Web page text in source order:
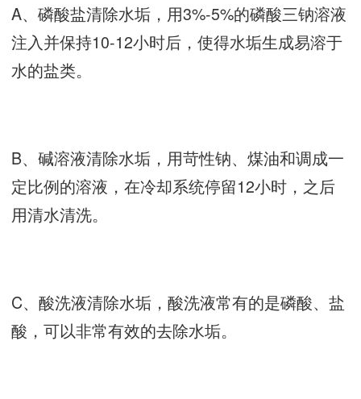
A、磷酸盐清除水垢，用3%-5%的磷酸三钠溶液
注入并保持10-12小时后，使得水垢生成易溶于
水的盐类。
B、碱溶液清除水垢，用苛性钠、煤油和调成一
定比例的溶液，在冷却系统停留12小时，之后
用清水清洗。
C、酸洗液清除水垢，酸洗液常有的是磷酸、盐
酸，可以非常有效的去除水垢。